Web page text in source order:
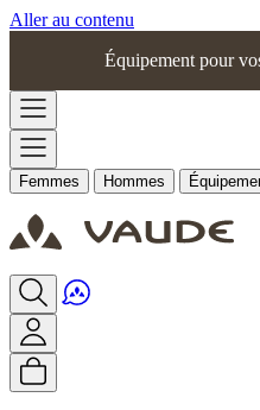
Aller au contenu
Équipement pour
Femmes Hommes